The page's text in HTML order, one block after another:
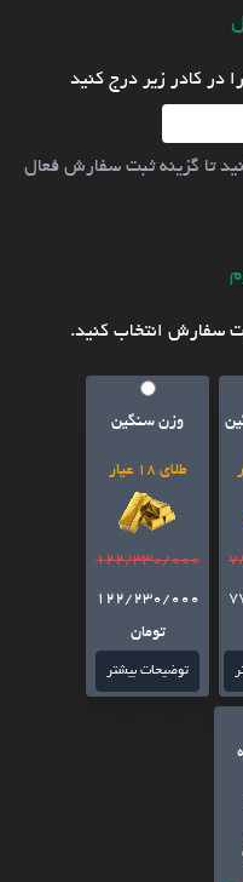
در کادر زیر درج کنید
تا گزینه ثبت سفارش فعال
سفارش انتخاب کنید.
وزن سنگین
طلای 18 عیار
122/330/000
122/230/000
تومان
توضیحات بیشتر